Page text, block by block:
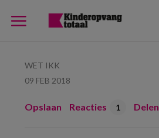
WET IKK
09 FEB 2018
Opslaan Reacties 1 Delen